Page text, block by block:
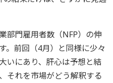
部門雇用者数（NFP）の伸
。前回（4月）と同様に少々
いにあり、肝心は予想と結
それを市場がどう解釈する